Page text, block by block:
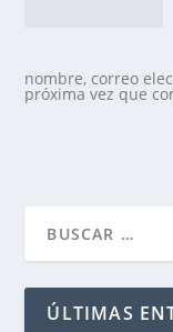
nombre, correo
próxima vez que
ÚLTIMAS